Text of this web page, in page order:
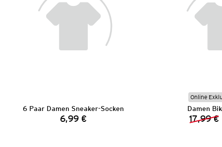
6 Paar Damen Sneaker-Socken
Preis:
6,99 €
Online
Damen
17,99 €